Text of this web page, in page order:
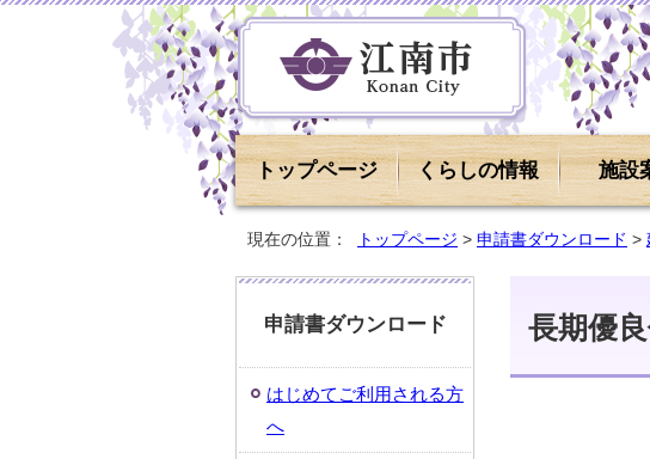
トップページ くらしの情報 施設
現在の位置： トップページ > 申請書ダウンロード >
長期優
申請書ダウンロード
はじめてご利用される方
へ